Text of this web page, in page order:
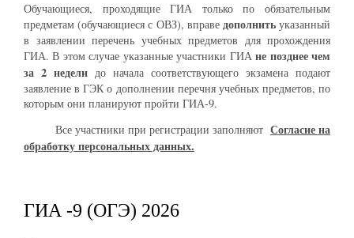
Обучающиеся, проходящие ГИА только по обязательным
предметам (обучающиеся с ОВЗ), вправе дополнитьуказанный
в заявлении перечень учебных предметов для прохождения
ГИА. В этом случае указанные участники ГИАне позднее чем
за 2 недели до начала соответствующего экзамена подают
заявление в ГЭК о дополнении перечня учебных предметов, по
которым они планируют пройти ГИА-9.
Все участники при регистрации заполняют Согласие на
обработку персональных данных.
ГИА -9 (ОГЭ) 2026